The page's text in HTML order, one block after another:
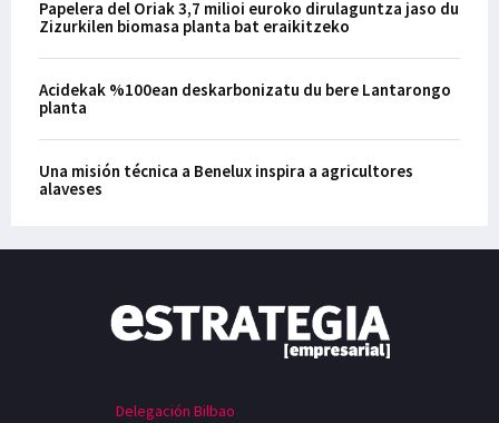
Papelera del Oriak 3,7 milioi euroko dirulaguntza jaso du
Zizurkilen biomasa planta bat eraikitzeko
Acidekak %100ean deskarbonizatu du bere Lantarongo
planta
Una misión técnica a Benelux inspira a agricultores
alaveses
Delegación Bilbao